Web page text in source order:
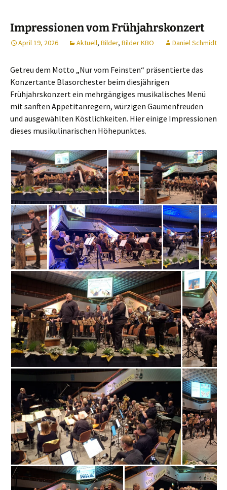
Impressionen vom Frühjahrskonzert
April 19, 2026 Aktuell, Bilder, Bilder KBO Daniel Schmidt
Getreu dem Motto „Nur vom Feinsten“ präsentierte das
Konzertante Blasorchester beim diesjährigen
Frühjahrskonzert ein mehrgängiges musikalisches Menü
mit sanften Appetitanregern, würzigen Gaumenfreuden
und ausgewählten Köstlichkeiten. Hier einige Impressionen
dieses musikulinarischen Höhepunktes.